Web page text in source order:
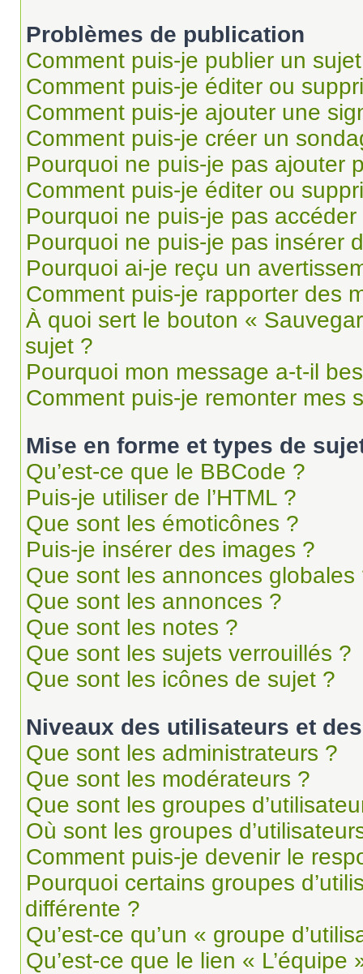
Problèmes de publication
Comment puis-je publier un
Comment puis-je éditer ou
Comment puis-je ajouter une
Comment puis-je créer un
Pourquoi ne puis-je pas ajouter
Comment puis-je éditer ou
Pourquoi ne puis-je pas
Pourquoi ne puis-je pas insérer
Pourquoi ai-je reçu un
Comment puis-je rapporter des
À quoi sert le bouton «
sujet ?
Pourquoi mon message a-t-il
Comment puis-je remonter mes
Mise en forme et types de
Qu’est-ce que le BBCode ?
Puis-je utiliser de l’HTML ?
Que sont les émoticônes ?
Puis-je insérer des images ?
Que sont les annonces globales
Que sont les annonces ?
Que sont les notes ?
Que sont les sujets verrouillés ?
Que sont les icônes de sujet ?
Niveaux des utilisateurs et
Que sont les administrateurs ?
Que sont les modérateurs ?
Que sont les groupes
Où sont les groupes
Comment puis-je devenir le
Pourquoi certains groupes
différente ?
Qu’est-ce qu’un « groupe
Qu’est-ce que le lien « L’équipe